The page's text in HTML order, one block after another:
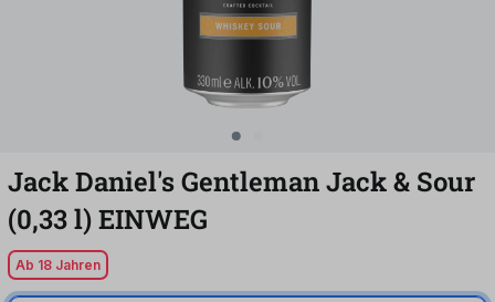
Jack Daniel's Gentleman Jack & Sour
(0,33l)EINWEG
Ab 18 Jahren